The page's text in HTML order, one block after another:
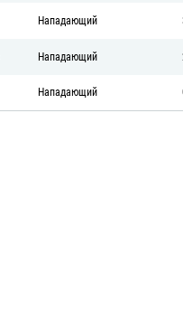
Нападающий
Нападающий
Нападающий